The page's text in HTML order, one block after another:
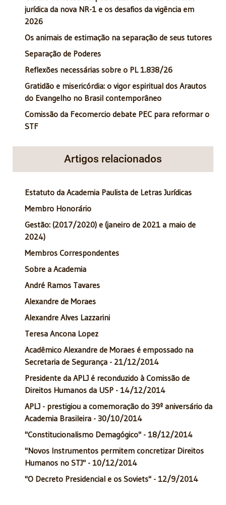
jurídica da nova NR-1 e os desafios da vigência em
2026
Os animais de estimação na separação de seus tutores
Separação de Poderes
Reflexões necessárias sobre o PL 1.838/26
Gratidão e misericórdia: o vigor espiritual dos Arautos
do Evangelho no Brasil contemporâneo
Comissão da Fecomercio debate PEC para reformar o
STF
Artigos relacionados
Estatuto da Academia Paulista de Letras Jurídicas
Membro Honorário
Gestão: (2017/2020) e (janeiro de 2021 a maio de
2024)
Membros Correspondentes
Sobre a Academia
André Ramos Tavares
Alexandre de Moraes
Alexandre Alves Lazzarini
Teresa Ancona Lopez
Acadêmico Alexandre de Moraes é empossado na
Secretaria de Segurança - 21/12/2014
Presidente da APLJ é reconduzido à Comissão de
Direitos Humanos da USP - 14/12/2014
APLJ - prestigiou a comemoração do 39º aniversário da
Academia Brasileira - 30/10/2014
"Constitucionalismo Demagógico" - 18/12/2014
"Novos Instrumentos permitem concretizar Direitos
Humanos no STJ" - 10/12/2014
"O Decreto Presidencial e os Soviets" - 12/9/2014